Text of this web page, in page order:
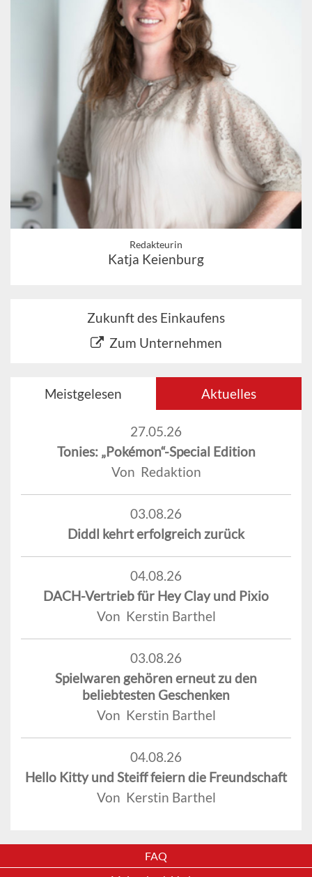
Redakteurin
Katja Keienburg
Zukunft des Einkaufens
Zum Unternehmen
Meistgelesen Aktuelles
27.05.26
Tonies: „Pokémon“-Special Edition
Von Redaktion
03.08.26
Diddl kehrt erfolgreich zurück
04.08.26
DACH-Vertrieb für Hey Clay und Pixio
Von Kerstin Barthel
03.08.26
Spielwaren gehören erneut zu den
beliebtesten Geschenken
Von Kerstin Barthel
04.08.26
Hello Kitty und Steiff feiern die Freundschaft
Von Kerstin Barthel
FAQ